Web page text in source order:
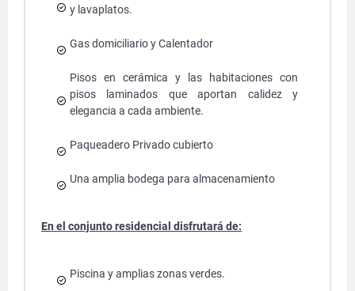
y lavaplatos.
Gas domiciliario y Calentador
Pisos en cerámica y las habitaciones con
pisos laminados que aportan calidez y
elegancia a cada ambiente.
Paqueadero Privado cubierto
Una amplia bodega para almacenamiento
En el conjunto residencial disfrutará de:
Piscina y amplias zonas verdes.